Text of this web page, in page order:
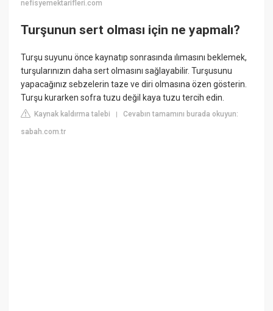
nefisyemektarifleri.com
Turşunun sert olması için ne yapmalı?
Turşu suyunu önce kaynatıp sonrasında ılımasını beklemek,
turşularınızın daha sert olmasını sağlayabilir. Turşusunu
yapacağınız sebzelerin taze ve diri olmasına özen gösterin.
Turşu kurarken sofra tuzu değil kaya tuzu tercih edin.
Kaynak kaldırma talebi |Cevabın tamamını burada okuyun:
sabah.com.tr